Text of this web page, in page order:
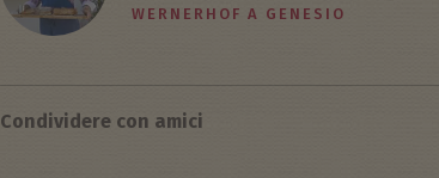
WERNERHOF A GENESIO
Condividere con amici